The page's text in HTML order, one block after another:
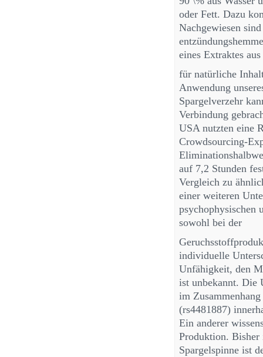
oder Fett. Dazu
Nachgewiesen
eines Extraktes
für natürliche
Anwendung
Spargelverzehr
Verbindung
USA nutzten eine
Crowdsourcing-
auf 7,2 Stunden
Vergleich zu
einer weiteren
psychophysischen
sowohl bei der
individuelle
Unfähigkeit, den
ist unbekannt. Die
im
(rs4481887)
Ein anderer
Produktion. Bisher
Spargelspinne ist